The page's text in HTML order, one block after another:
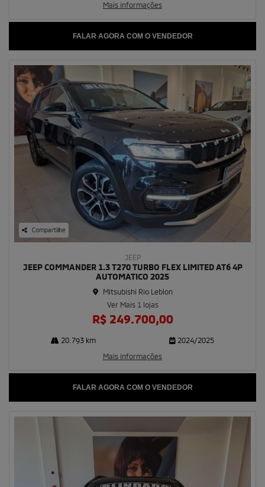
Mais informações
FALAR AGORA COM O VENDEDOR
Compartilhe
JEEP
JEEP COMMANDER 1.3 T270 TURBO FLEX LIMITED AT6 4P
AUTOMATICO 2025
Mitsubishi Rio Leblon
Ver Mais 1 lojas
R$ 249.700,00
20.793 km
2024/2025
Mais informações
FALAR AGORA COM O VENDEDOR